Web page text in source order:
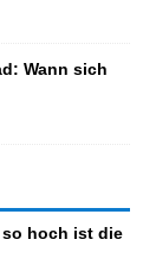
Wann sich
hoch ist die